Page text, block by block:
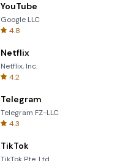
YouTube
Google LLC
4.8
Netflix
Netflix, Inc.
4.2
Telegram
Telegram FZ-LLC
4.3
TikTok